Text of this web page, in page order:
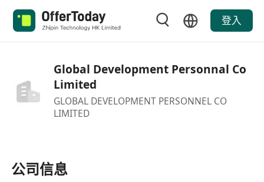
登入
Global Development Personnal Co
Limited
GLOBAL DEVELOPMENT PERSONNEL CO
LIMITED
公司信息